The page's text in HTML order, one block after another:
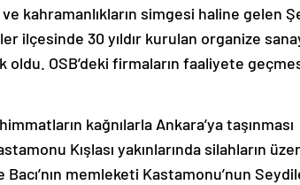
ve kahramanlıkların simgesi haline gelen
ilçesinde 30 yıldır kurulan organize
oldu. OSB’deki firmaların faaliyete
kağnılarla Ankara’ya taşınması
Kışlası yakınlarında silahların
memleketi Kastamonu’nun